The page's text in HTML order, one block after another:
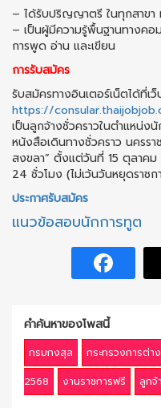
– ได้รับปริญญาตรี ในทุกสาขา
– เป็นผู้มีความรู้พื้นฐานทางค
การพูด อ่าน และเขียน
การรับสมัคร
รับสมัครทางอินเตอร์เน็ตได้ที่เว็
https://
เป็นลูกจ้างชั่วคราวในตําแหน่ง
หนังสือเดินทางชั่วคราว นครร
สงขลา” ตั้งแต่วันที่ 15 ตุลาค
24 ชั่วโมง (ไม่เว้นวันหยุดราชก
ประกาศรับสมัคร
แนวข้อสอบนักการทูต
คำค้นหาของโพสนี้
กรมกงสุล กระทรวงการต่า
2568
งานราชการฟรี ลูกจ้